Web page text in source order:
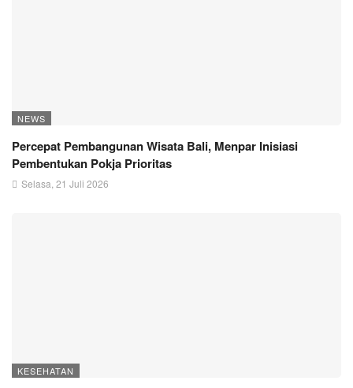
NEWS
Percepat Pembangunan Wisata Bali, Menpar Inisiasi
Pembentukan Pokja Prioritas
Selasa, 21 Juli 2026
KESEHATAN